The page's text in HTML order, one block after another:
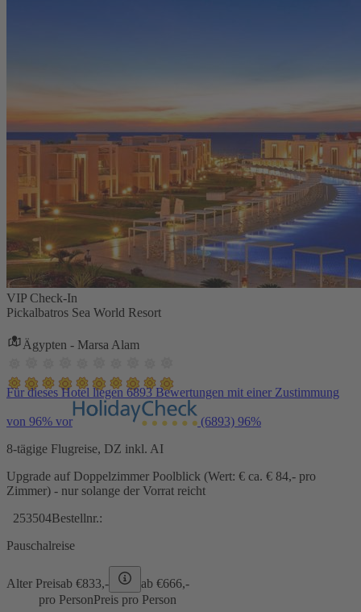
VIP Check-In
Pickalbatros Sea World Resort
Ägypten - Marsa Alam
Für dieses Hotel liegen 6893 Bewertungen mit einer Zustimmung
von 96% vor (6893) 96%
8-tägige Flugreise, DZ inkl. AI
Upgrade auf Doppelzimmer Poolblick (Wert: € ca. € 84,- pro
Zimmer) - nur solange der Vorrat reicht
253504Bestellnr.:
Pauschalreise
Alter Preisab €833,- ab €666,-
pro PersonPreis pro Person